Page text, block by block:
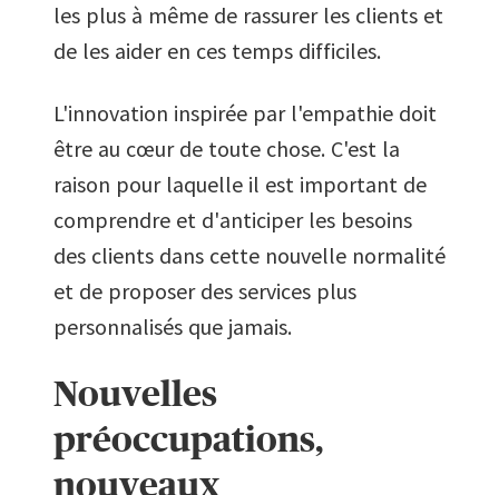
les plus à même de rassurer les clients et
de les aider en ces temps difficiles.
L'innovation inspirée par l'empathie doit
être au cœur de toute chose. C'est la
raison pour laquelle il est important de
comprendre et d'anticiper les besoins
des clients dans cette nouvelle normalité
et de proposer des services plus
personnalisés que jamais.
Nouvelles
préoccupations,
nouveaux